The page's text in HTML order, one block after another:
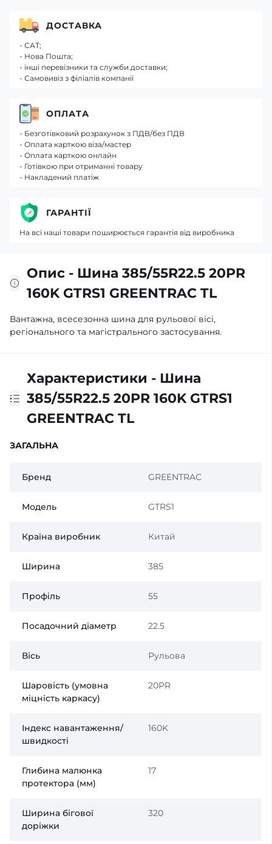
Опис - Шина 385/55R22.5 20PR
160K GTRS1 GREENTRAC TL
Вантажна, всесезонна шина для рульової вісі,
регіонального та магістрального застосування.
Характеристики - Шина
385/55R22.5 20PR 160K GTRS1
GREENTRAC TL
ЗАГАЛЬНА
Бренд GREENTRAC
Модель GTRS1
Країна виробник Китай
Ширина 385
Профіль 55
Посадочний діаметр 22.5
Вісь Рульова
Шаровість (умовна
міцність каркасу)
20PR
Індекс навантаження/
швидкості
160K
Глибина малюнка
протектора (мм)
17
Ширина бігової
доріжки
320
ДОСТАВКА
- САТ;
- Нова Пошта;
- інші перевізники та служби доставки;
- Самовивіз з філіалів компанії
ОПЛАТА
- Безготівковий розрахунок з ПДВ/без ПДВ
- Оплата карткою віза/мастер
- Оплата карткою онлайн
- Готівкою при отриманні товару
- Накладений платіж
ГАРАНТІЇ
На всі наші товари поширюється гарантія від виробника